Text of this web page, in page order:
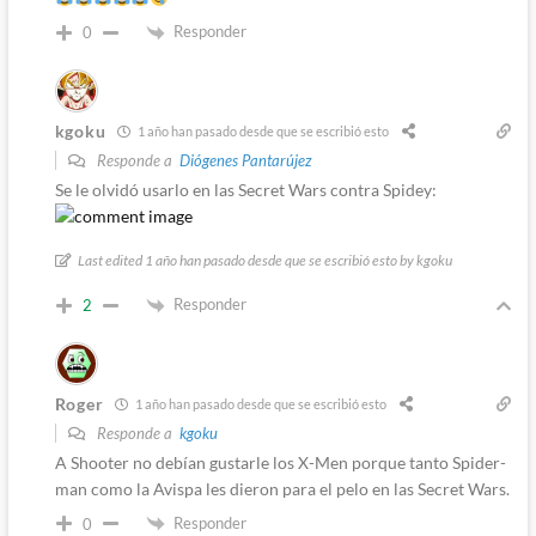
0 Responder
kgoku 1 año han pasado desde que se escribió esto
Responde a Diógenes Pantarújez
Se le olvidó usarlo en las Secret Wars contra Spidey:
Last edited 1 año han pasado desde que se escribió esto by kgoku
2 Responder
Roger 1 año han pasado desde que se escribió esto
Responde a kgoku
A Shooter no debían gustarle los X-Men porque tanto Spider-
man como la Avispa les dieron para el pelo en las Secret Wars.
0 Responder